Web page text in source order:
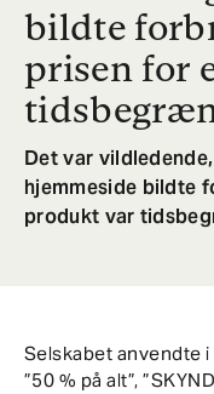
bildte
prisen for
Det var
hjemmeside bildte
produkt var
Selskabet anvendte
”50 % på alt”,